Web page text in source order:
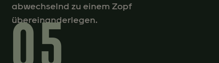
abwechselnd zu einem Zopf
übereinanderlegen.
05